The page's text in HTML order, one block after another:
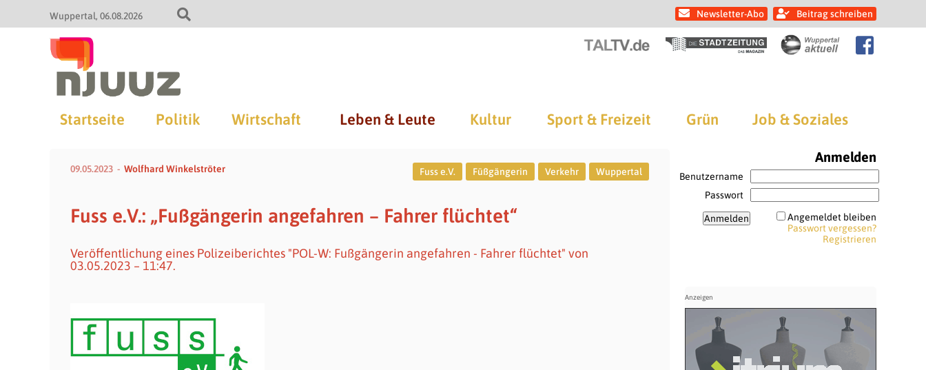
Wuppertal 06.08.2026 Newsletter-Abo Beitrag schreiben
Startseite Politik Wirtschaft Leben & Leute Kultur Sport & Freizeit Grün Job & Soziales
09.05.2023 Wolfhard Winkelströter Fuss e.V. Füßgängerin Verkehr Wuppertal
Fuss e.V.: „Fußgängerin angefahren – Fahrer flüchtet“
Veröffentlichung eines Polizeiberichtes "POL-W: Fußgängerin angefahren - Fahrer flüchtet" von
03.05.2023 – 11:47.
Anmelden
Benutzername
Passwort
Angemeldet bleiben
Passwort vergessen?
Registrieren